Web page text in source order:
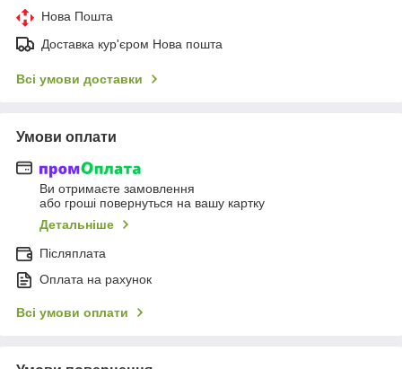
Нова Пошта
Доставка кур'єром Нова пошта
Всі умови доставки
Умови оплати
Ви отримаєте замовлення
або гроші повернуться на вашу картку
Детальніше
Післяплата
Оплата на рахунок
Всі умови оплати